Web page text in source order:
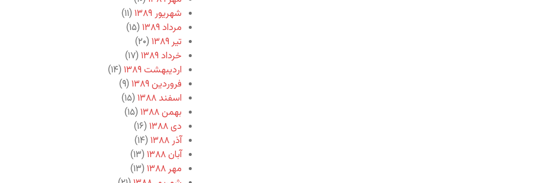
شهریور ۱۳۸۹
(۱۱)
مرداد ۱۳۸۹
(۱۵)
تیر ۱۳۸۹
(۲۰)
خرداد ۱۳۸۹
(۱۷)
اردیبهشت ۱۳۸۹
(۱۴)
فروردین ۱۳۸۹
(۹)
اسفند ۱۳۸۸
(۱۵)
بهمن ۱۳۸۸
(۱۵)
دی ۱۳۸۸
(۱۶)
آذر ۱۳۸۸
(۱۴)
آبان ۱۳۸۸
(۱۳)
مهر ۱۳۸۸
(۱۳)